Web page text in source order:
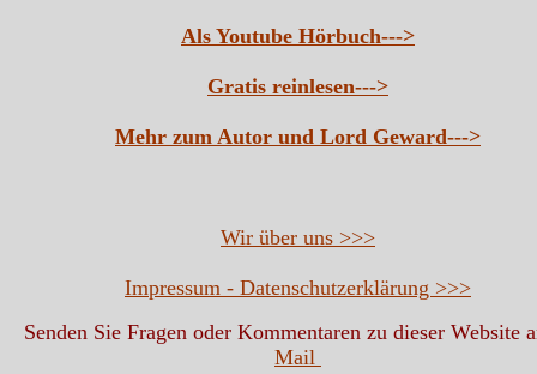
Als Youtube Hörbuch--->
Gratis reinlesen--->
Mehr zum Autor und Lord Geward--->
Wir über uns >>>
Impressum - Datenschutzerklärung >>>
Senden Sie Fragen oder Kommentaren zu dieser Website
Mail